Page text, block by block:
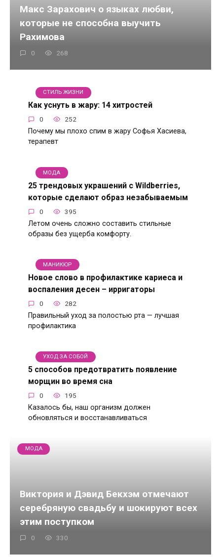
Макс Зарахович о языках любви,
которые не способна выучить
Рахимова
0 268
СТИЛЬ ЖИЗНИ
Как уснуть в жару: 14 хитростей
0 252
Почему мы плохо спим в жару Софья Хасиева,
терапевт
МОДА
25 трендовых украшений с Wildberries,
которые сделают образ незабываемым
0 395
Летом очень сложно составить стильные
образы без ущерба комфорту.
МАНИКЮР
Новое слово в профилактике кариеса и
воспаления десен – ирригаторы
0 282
Правильный уход за полостью рта — лучшая
профилактика
УХОД ЗА СОБОЙ
5 способов предотвратить появление
морщин во время сна
0 195
Казалось бы, наш организм должен
обновляться и восстанавливаться
МОДА
Виктория и Дэвид Бекхэм отмечают
серебряную свадьбу и шокируют всех
этим поступком
0 330